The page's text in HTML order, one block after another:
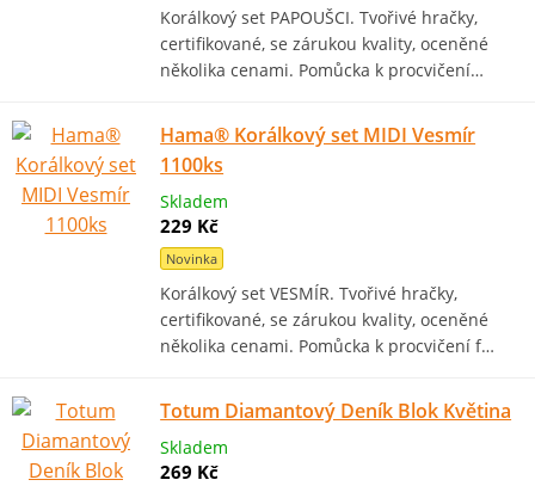
Korálkový set PAPOUŠCI. Tvořivé hračky,
certifikované, se zárukou kvality, oceněné
několika cenami. Pomůcka k procvičení…
Hama® Korálkový set MIDI Vesmír
1100ks
Skladem
229 Kč
Novinka
Korálkový set VESMÍR. Tvořivé hračky,
certifikované, se zárukou kvality, oceněné
několika cenami. Pomůcka k procvičení f…
Totum Diamantový Deník Blok Květina
Skladem
269 Kč